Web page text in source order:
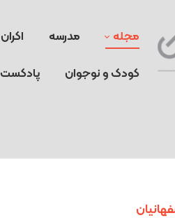
مجله مدرسه اکران
کودک و نوجوان پادکست